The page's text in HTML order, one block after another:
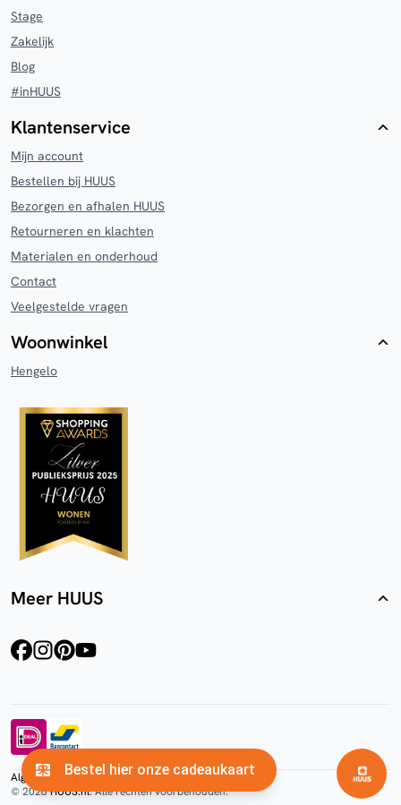
Stage
Zakelijk
Blog
#inHUUS
Klantenservice
Mijn account
Bestellen bij HUUS
Bezorgen en afhalen HUUS
Retourneren en klachten
Materialen en onderhoud
Contact
Veelgestelde vragen
Woonwinkel
Hengelo
Meer HUUS
facebookinstagram
pinterest
youtube
Algemene voorwaardenPrivacyverklaringCookies
© 2026HUUS.nl. Alle rechten voorbehouden.